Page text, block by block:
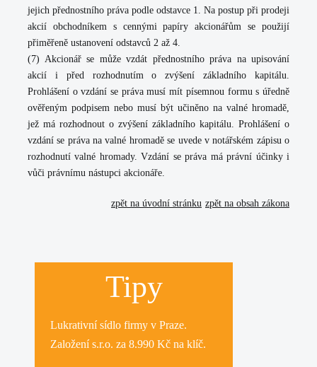
jejich přednostního práva podle odstavce 1. Na postup při prodeji
akcií obchodníkem s cennými papíry akcionářům se použijí
přiměřeně ustanovení odstavců 2 až 4.
(7) Akcionář se může vzdát přednostního práva na upisování
akcií i před rozhodnutím o zvýšení základního kapitálu.
Prohlášení o vzdání se práva musí mít písemnou formu s úředně
ověřeným podpisem nebo musí být učiněno na valné hromadě,
jež má rozhodnout o zvýšení základního kapitálu. Prohlášení o
vzdání se práva na valné hromadě se uvede v notářském zápisu o
rozhodnutí valné hromady. Vzdání se práva má právní účinky i
vůči právnímu nástupci akcionáře.
zpět na obsah zákona
zpět na úvodní stránku
Tipy
Lukrativnísídlo firmy v Praze.
Založení s.r.o. za 8.990 Kč na klíč.